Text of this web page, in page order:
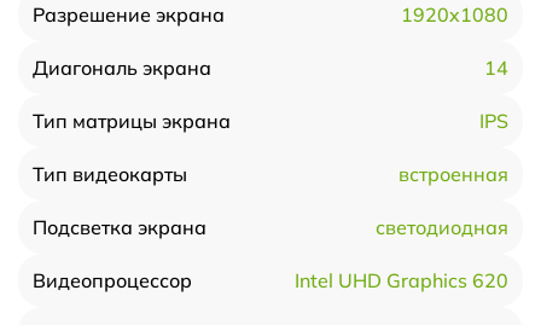
Разрешение экрана 1920x1080
Диагональ экрана 14
Тип матрицы экрана IPS
Тип видеокарты встроенная
Подсветка экрана светодиодная
Видеопроцессор Intel UHD Graphics 620